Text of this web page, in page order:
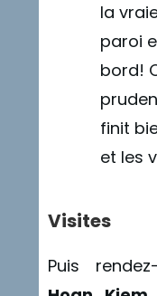
la
paroi
bord!
finit
et les
Visites
Puis